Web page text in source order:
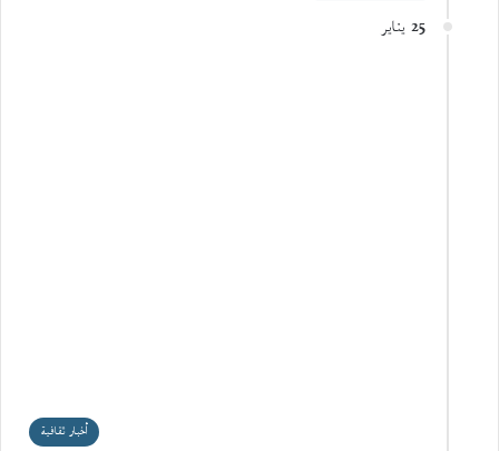
25 يناير
أخبار ثقافية